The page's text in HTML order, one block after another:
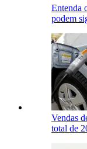
Entenda
podem
Vendas
total de